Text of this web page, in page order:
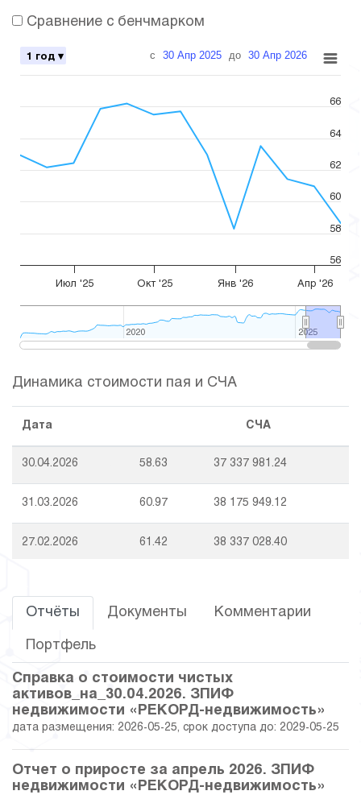
Сравнение с бенчмарком
с 30 Апр 2025 до 30 Апр 2026
1 год ▾
Июл '25 Окт '25 Янв '26 Апр '26
2020
2020 2025
2025
56
58
60
62
64
66
Динамика стоимости пая и СЧА
Дата СЧА
30.04.2026 58.63 37 337 981.24
31.03.2026 60.97 38 175 949.12
27.02.2026 61.42 38 337 028.40
28.11.2025 62.95 38 883 707.93
31.10.2025 65.70 39 868 756.98
66.19
Отчёты Документы Комментарии
Портфель
Справка о стоимости чистых
активов_на_30.04.2026. ЗПИФ
недвижимости «РЕКОРД-недвижимость»
дата размещения: 2026-05-25, срок доступа до: 2029-05-25
Отчет о приросте за апрель 2026. ЗПИФ
недвижимости «РЕКОРД-недвижимость»